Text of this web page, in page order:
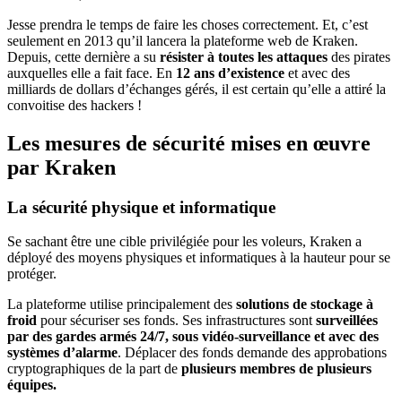
Jesse prendra le temps de faire les choses correctement. Et, c’est
seulement en 2013 qu’il lancera la plateforme web de Kraken.
Depuis, cette dernière a su résister à toutes les attaques des pirates
auxquelles elle a fait face. En 12 ans d’existence et avec des
milliards de dollars d’échanges gérés, il est certain qu’elle a attiré la
convoitise des hackers !
Les mesures de sécurité mises en œuvre
par Kraken
La sécurité physique et informatique
Se sachant être une cible privilégiée pour les voleurs, Kraken a
déployé des moyens physiques et informatiques à la hauteur pour se
protéger.
La plateforme utilise principalement des solutions de stockage à
froid pour sécuriser ses fonds. Ses infrastructures sont surveillées
par des gardes armés 24/7, sous vidéo-surveillance et avec des
systèmes d’alarme. Déplacer des fonds demande des approbations
cryptographiques de la part de plusieurs membres de plusieurs
équipes.